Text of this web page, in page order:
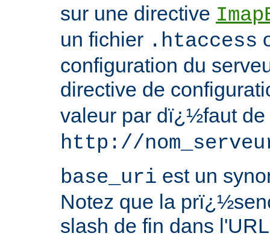
sur une directive
un fichier .htaccess
configuration du
directive de
valeur par dï¿½faut de
http://
base_uri est un
Notez que la
slash de fin dans